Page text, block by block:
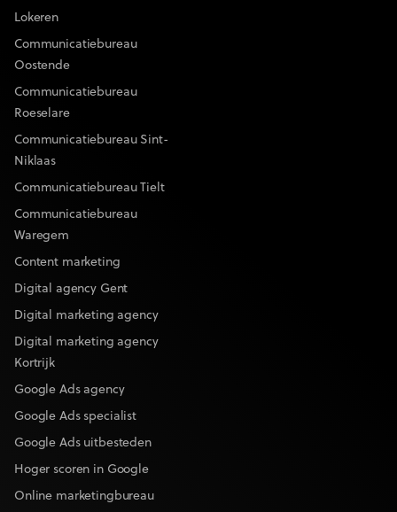
Lokeren
Communicatiebureau
Oostende
Communicatiebureau
Roeselare
Communicatiebureau Sint-
Niklaas
Communicatiebureau Tielt
Communicatiebureau
Waregem
Content marketing
Digital agency Gent
Digital marketing agency
Digital marketing agency
Kortrijk
Google Ads agency
Google Ads specialist
Google Ads uitbesteden
Hoger scoren in Google
Online marketingbureau